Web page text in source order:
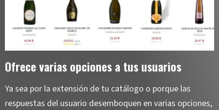
Ofrece varias opciones a tus usuarios
Ya sea por la extensión de tu catálogo o porque las
respuestas del usuario desemboquen en varias opciones,